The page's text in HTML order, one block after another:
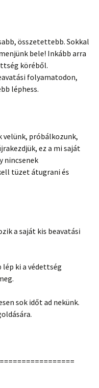
összetettebb. Sokkal
bele! Inkább arra
köréből.
folyamatodon,
léphess.
próbálkozunk,
ez a mi saját
nincsenek
tüzet átugrani és
a saját kis beavatási
lép ki a védettség
sok időt ad nekünk.